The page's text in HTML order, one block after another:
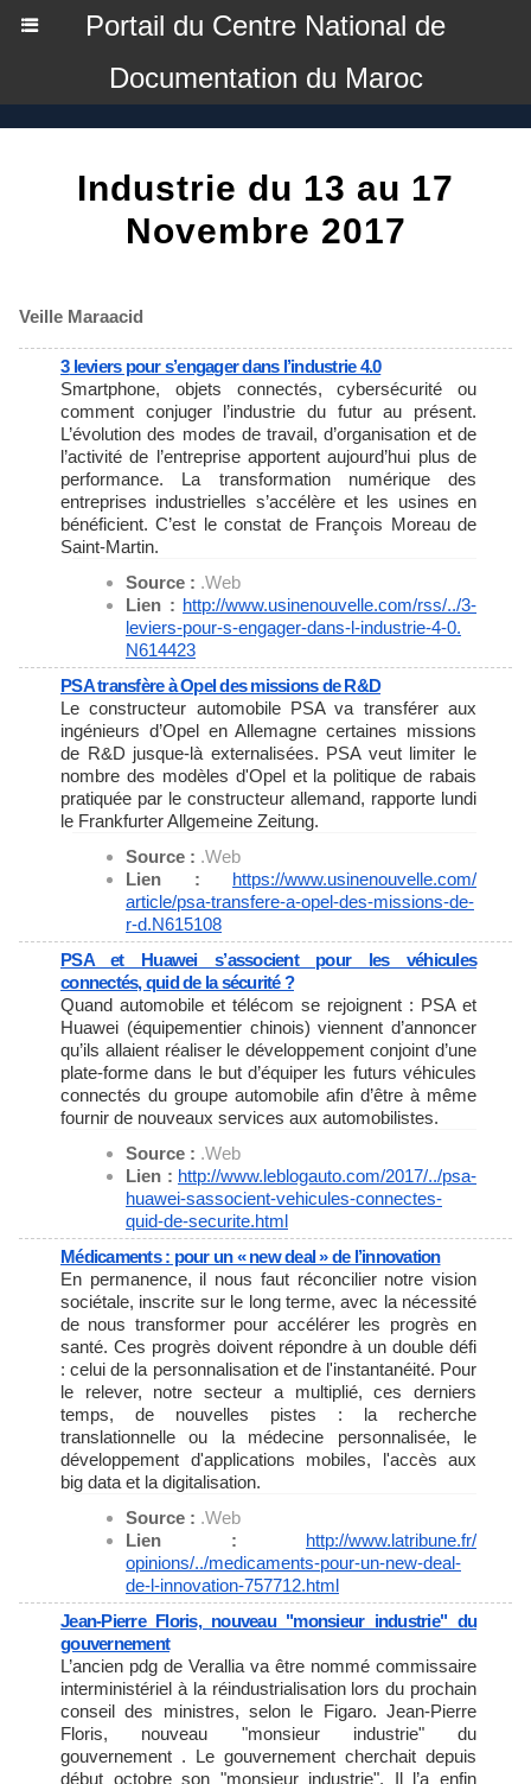
Portail du Centre National de
Documentation du Maroc
Industrie du 13 au 17
Novembre 2017
Veille Maraacid
3 leviers pour s’engager dans l’industrie 4.0
Smartphone, objets connectés, cybersécurité ou
comment conjuger l’industrie du futur au présent.
L’évolution des modes de travail, d’organisation et de
l’activité de l’entreprise apportent aujourd’hui plus de
performance. La transformation numérique des
entreprises industrielles s’accélère et les usines en
bénéficient. C’est le constat de François Moreau de
Saint-Martin.
Source : .Web
Lien : http://www.usinenouvelle.com/rss/../3-
leviers-pour-s-engager-dans-l-industrie-4-0.
N614423
PSA transfère à Opel des missions de R&D
Le constructeur automobile PSA va transférer aux
ingénieurs d’Opel en Allemagne certaines missions
de R&D jusque-là externalisées. PSA veut limiter le
nombre des modèles d'Opel et la politique de rabais
pratiquée par le constructeur allemand, rapporte lundi
le Frankfurter Allgemeine Zeitung.
Source : .Web
Lien : https://www.usinenouvelle.com/
article/psa-transfere-a-opel-des-missions-de-
r-d.N615108
PSA et Huawei s’associent pour les véhicules
connectés, quid de la sécurité ?
Quand automobile et télécom se rejoignent : PSA et
Huawei (équipementier chinois) viennent d’annoncer
qu’ils allaient réaliser le développement conjoint d’une
plate-forme dans le but d’équiper les futurs véhicules
connectés du groupe automobile afin d’être à même
fournir de nouveaux services aux automobilistes.
Source : .Web
Lien : http://www.leblogauto.com/2017/../psa-
huawei-sassocient-vehicules-connectes-
quid-de-securite.html
Médicaments : pour un « new deal » de l’innovation
En permanence, il nous faut réconcilier notre vision
sociétale, inscrite sur le long terme, avec la nécessité
de nous transformer pour accélérer les progrès en
santé. Ces progrès doivent répondre à un double défi
: celui de la personnalisation et de l'instantanéité. Pour
le relever, notre secteur a multiplié, ces derniers
temps, de nouvelles pistes : la recherche
translationnelle ou la médecine personnalisée, le
développement d'applications mobiles, l'accès aux
big data et la digitalisation.
Source : .Web
Lien : http://www.latribune.fr/
opinions/../medicaments-pour-un-new-deal-
de-l-innovation-757712.html
Jean-Pierre Floris, nouveau "monsieur industrie" du
gouvernement
L’ancien pdg de Verallia va être nommé commissaire
interministériel à la réindustrialisation lors du prochain
conseil des ministres, selon le Figaro. Jean-Pierre
Floris, nouveau "monsieur industrie" du
gouvernement . Le gouvernement cherchait depuis
début octobre son "monsieur industrie". Il l’a enfin